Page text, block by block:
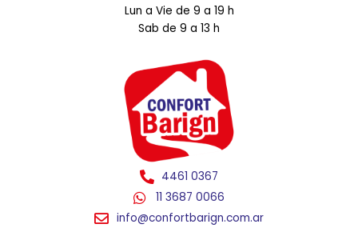
Lun a Vie de 9 a 19 h
Sab de 9 a 13 h
4461 0367
11 3687 0066
info@confortbarign.com.ar